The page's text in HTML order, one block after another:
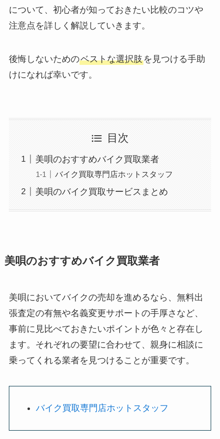
について、初心者が知っておきたい比較のコツや
注意点を詳しく解説していきます。
後悔しないためのベストな選択肢を見つける手助
けになれば幸いです。
目次
美唄のおすすめバイク買取業者
バイク買取専門店ホットスタッフ
美唄のバイク買取サービスまとめ
美唄のおすすめバイク買取業者
美唄においてバイクの売却を進めるなら、無料出
張査定の有無や名義変更サポートの手厚さなど、
事前に見比べておきたいポイントが色々と存在し
ます。それぞれの要望に合わせて、親身に相談に
乗ってくれる業者を見つけることが重要です。
バイク買取専門店ホットスタッフ